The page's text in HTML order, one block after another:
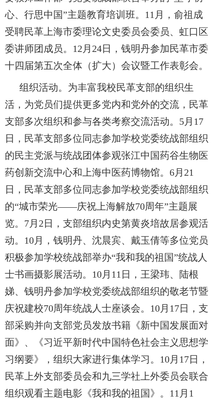
心、行思中国”主题教育培训班。11月，俞祖成
受聘民革上海市委理论文史委员会委员、虹口区
委讲师团成员。12月24日，钱明丹参加民革市委
十四届第五次全体（扩大）会议暨工作表彰会。
组织活动。为丰富我校民革支部的组织生
活，为党员们提供更多党内和党外的交流，民革
支部多次组织和参与各类考察交流活动。5月17
日，民革支部多位同志参加学校党委统战部组织
的民主党派与统战团体参观张江中国药谷生物医
药创新交流中心和上海中医药博物馆。6月21
日，民革支部多位同志参加学校党委统战部组织
的“城市荣光——庆祝上海解放70周年”主题展
览。7月2日，支部组织内史第黄炎培故居参观活
动。10月，钱明丹、沈晨宾、戴玉倩等多位党员
积极参加学校统战部举办“我和我的祖国”统战人
士书画摄影展活动。10月11日，王梁玮、陆根
娣、钱明丹参加学校党委统战部组织的敬老节暨
庆祝建校70周年统战人士座谈会。10月17日，支
部采购并向支部党员发放书籍《新中国发展面对
面》、《习近平新时代中国特色社会主义思想学
习纲要》，组织大家进行集体学习。10月17日，
民革上外支部委员会和九三学社上外委员会联合
组织观看主题电影《我和我的祖国》。11月1